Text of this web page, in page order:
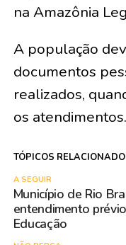
na Amazônia
A população
documentos
realizados,
os atendimentos.
TÓPICOS
A SEGUIR
Município de Rio
entendimento
Educação